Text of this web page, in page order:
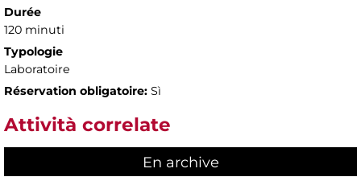
Durée
120 minuti
Typologie
Laboratoire
Réservation obligatoire: Sì
Attività correlate
En archive